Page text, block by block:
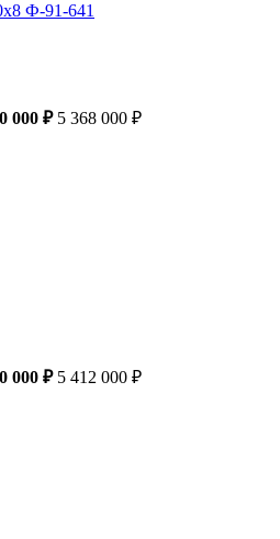
Ф-91-641
000 ₽ 5 368 000 ₽
000 ₽ 5 412 000 ₽